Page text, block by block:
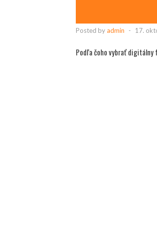
Posted byadmin - 17.
Podľa čoho vybrať